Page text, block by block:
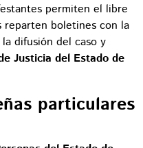
permiten el libre
reparten boletines con la
difusión del caso y
Justicia del Estado de
particulares